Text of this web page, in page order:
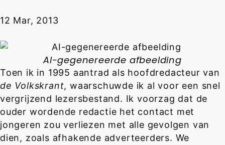
12 Mar, 2013
AI-gegenereerde afbeelding
Toen ik in 1995 aantrad als hoofdredacteur van
de Volkskrant, waarschuwde ik al voor een snel
vergrijzend lezersbestand. Ik voorzag dat de
ouder wordende redactie het contact met
jongeren zou verliezen met alle gevolgen van
dien, zoals afhakende adverteerders. We